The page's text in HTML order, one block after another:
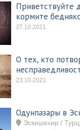
Приветствуйте
кормите
27.10.2021
О тех, кто
23.10.2021
Одунпазары в
Эскишехир /